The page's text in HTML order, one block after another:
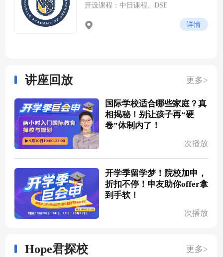
开设课程：中日课程、DSE
详情
讲座回放 更多>
国际学校适合哪些家庭？真
相揭秘！别让孩子再“硬
卷”体制内了！
次播放
开学季留学梦！院校加申，
折扣不停！申友助你offer拿
到手软！
次播放
Hope君探校 更多>